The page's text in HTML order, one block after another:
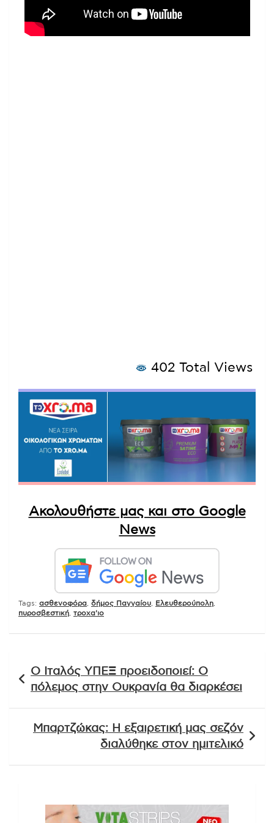
402 Total Views
Ακολουθήστε μας και στο Google
News
Tags: ασθενοφόρα δήμος Παγγαίου Ελευθερούπολη
πυροσβεστική τροχα'ιο
άρθρων
Ο Ιταλός ΥΠΕΞ προειδοποιεί: Ο
πόλεμος στην Ουκρανία θα διαρκέσει
Μπαρτζώκας: Η εξαιρετική μας σεζόν
διαλύθηκε στον ημιτελικό